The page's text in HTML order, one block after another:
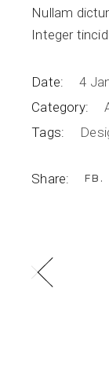
Nullam
Integer
Date:
4
Category:
Tags:
Share: FB